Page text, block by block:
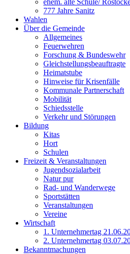
ehem. alte Schule/
777 Jahre Sanitz
Wahlen
Über die Gemeinde
Allgemeines
Feuerwehren
Forschung & Bundeswehr
Gleichstellungsbeauftragte
Heimatstube
Hinweise für Krisenfälle
Kommunale Partnerschaft
Mobilität
Schiedsstelle
Verkehr und Störungen
Bildung
Kitas
Hort
Schulen
Freizeit & Veranstaltungen
Jugendsozialarbeit
Natur pur
Rad- und Wanderwege
Sportstätten
Veranstaltungen
Vereine
Wirtschaft
1. Unternehmertag
2. Unternehmertag
Bekanntmachungen